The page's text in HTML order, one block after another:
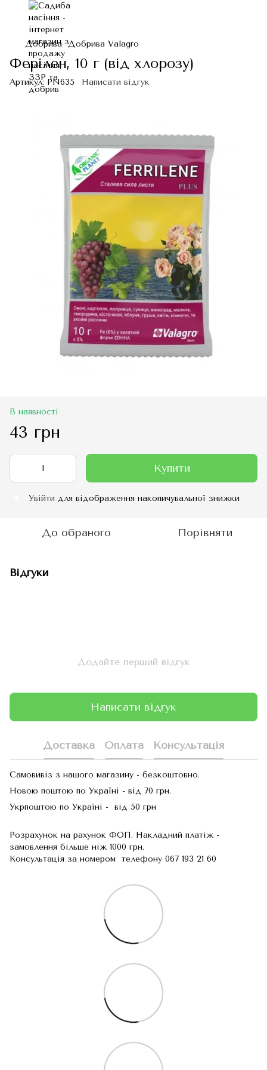
Добрива Добрива Valagro
Ферілен, 10 г (від хлорозу)
Артикул: PN635 Написати відгук
В наявності
43 грн
Купити
Увійти для відображення накопичувальної знижки
До обраного Порівняти
Відгуки
Додайте перший відгук
Написати відгук
Доставка Оплата Консультація
Самовивіз з нашого магазину - безкоштовно.
Новою поштою по Україні - від 70 грн.
Укрпоштою по Україні - від 50 грн
Розрахунок на рахунок ФОП. Накладний платіж -
замовлення більше ніж 1000 грн.
Консультація за номером телефону 067 193 21 60